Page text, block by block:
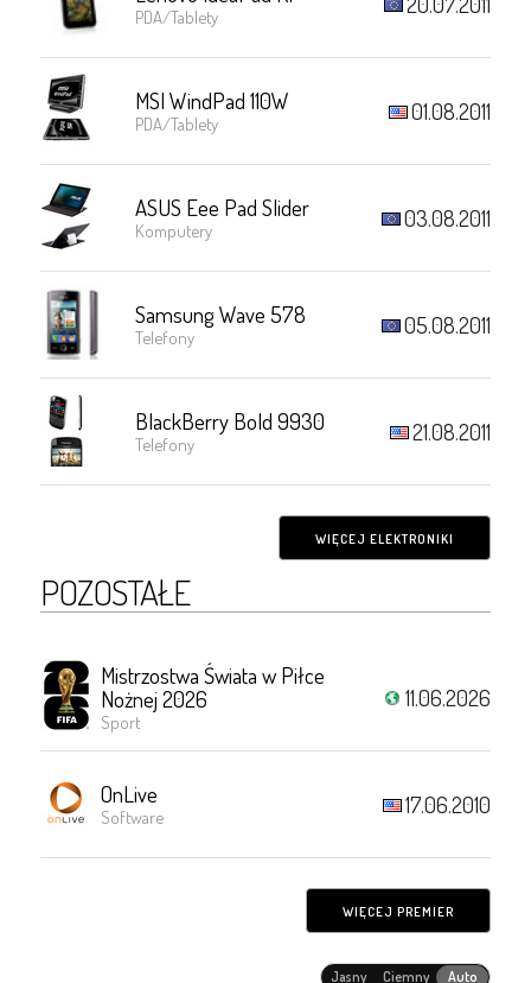
PDA/Tablety
MSI WindPad 110W
PDA/Tablety 01.08.2011
ASUS Eee Pad Slider
Komputery 03.08.2011
Samsung Wave 578
Telefony 05.08.2011
BlackBerry Bold 9930
Telefony 21.08.2011
WIĘCEJ ELEKTRONIKI
POZOSTAŁE
Mistrzostwa Świata w Piłce
Nożnej 2026
Sport
11.06.2026
OnLive
Software 17.06.2010
WIĘCEJ PREMIER
Jasny Ciemny Auto